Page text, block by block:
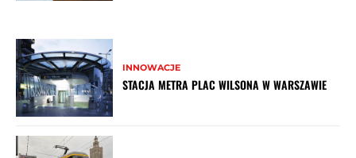
INNOWACJE
STACJA METRA PLAC WILSONA W WARSZAWIE